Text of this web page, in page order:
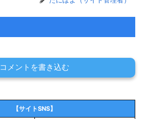
コメントを書き込む
【サイトSNS】